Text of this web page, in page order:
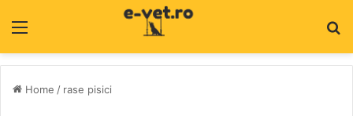
Home / rase pisici